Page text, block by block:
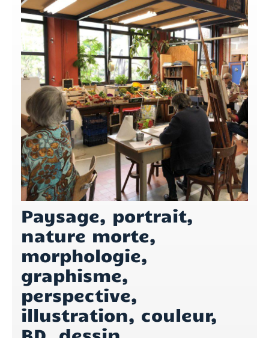
Paysage, portrait,
nature morte,
morphologie,
graphisme,
perspective,
illustration, couleur,